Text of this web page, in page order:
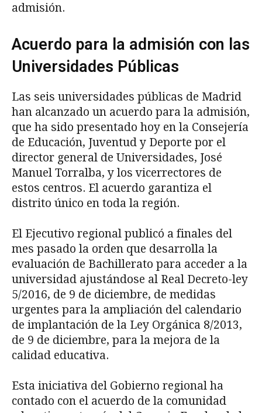
admisión.
Acuerdo para la admisión con las
Universidades Públicas
Las seis universidades públicas de Madrid
han alcanzado un acuerdo para la admisión,
que ha sido presentado hoy en la Consejería
de Educación, Juventud y Deporte por el
director general de Universidades, José
Manuel Torralba, y los vicerrectores de
estos centros. El acuerdo garantiza el
distrito único en toda la región.
El Ejecutivo regional publicó a finales del
mes pasado la orden que desarrolla la
evaluación de Bachillerato para acceder a la
universidad ajustándose al Real Decreto-ley
5/2016, de 9 de diciembre, de medidas
urgentes para la ampliación del calendario
de implantación de la Ley Orgánica 8/2013,
de 9 de diciembre, para la mejora de la
calidad educativa.
Esta iniciativa del Gobierno regional ha
contado con el acuerdo de la comunidad